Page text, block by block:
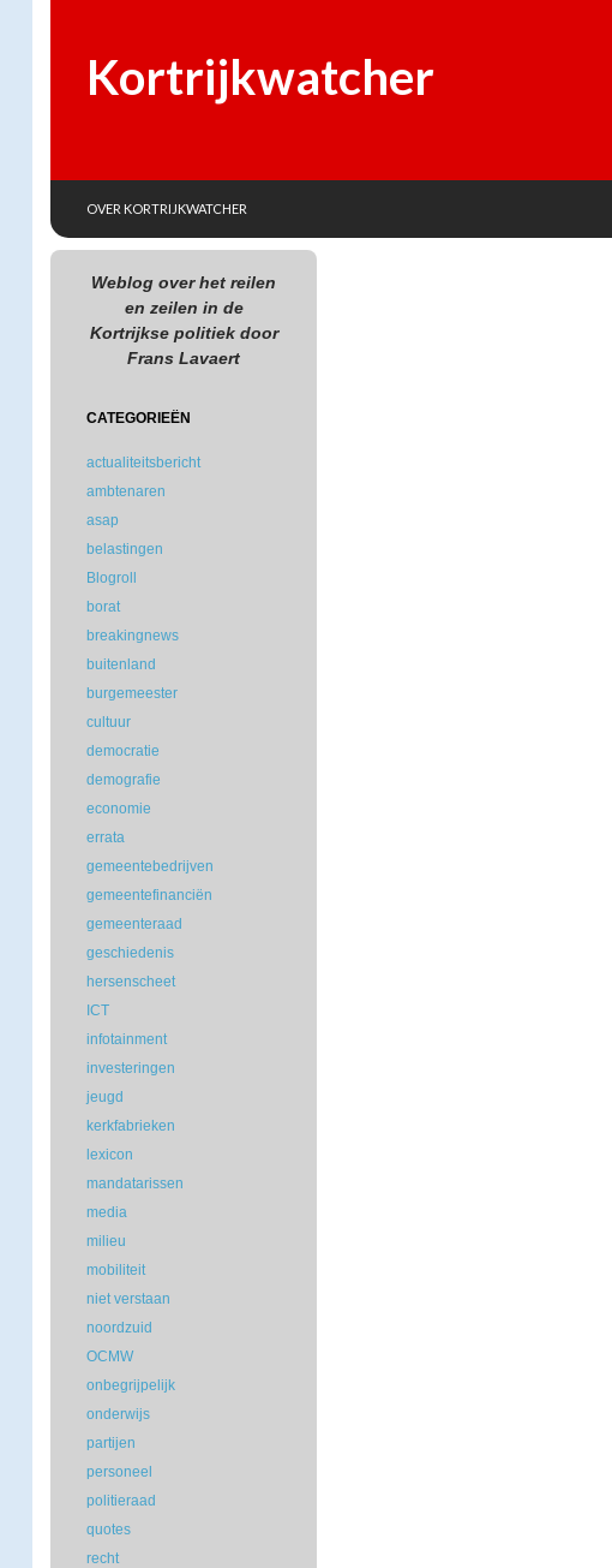
Kortrijkwatcher
OVER KORTRIJKWATCHER
Weblog over het reilen
en zeilen in de
Kortrijkse politiek door
Frans Lavaert
CATEGORIEËN
actualiteitsbericht
ambtenaren
asap
belastingen
Blogroll
borat
breakingnews
buitenland
burgemeester
cultuur
democratie
demografie
economie
errata
gemeentebedrijven
gemeentefinanciën
gemeenteraad
geschiedenis
hersenscheet
ICT
infotainment
investeringen
jeugd
kerkfabrieken
lexicon
mandatarissen
media
milieu
mobiliteit
niet verstaan
noordzuid
OCMW
onbegrijpelijk
onderwijs
partijen
personeel
politieraad
quotes
recht